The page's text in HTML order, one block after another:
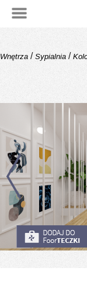
Wnętrza / Sypialnia /